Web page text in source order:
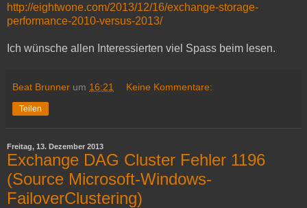
http://eightwone.com/2013/12/16/exchange-storage-
performance-2010-versus-2013/
Ich wünsche allen Interessierten viel Spass beim lesen.
Beat Brunner um 16:21 Keine Kommentare:
Teilen
Freitag, 13. Dezember 2013
Exchange DAG Cluster Fehler 1196
(Source Microsoft-Windows-
FailoverClustering)